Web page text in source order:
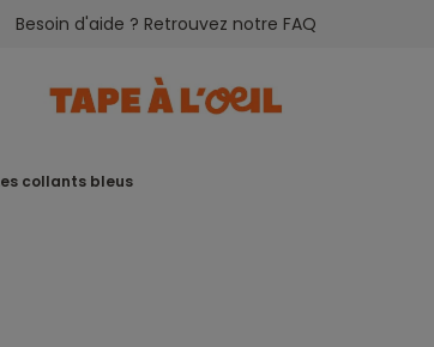
Besoin d'aide ? Retrouvez notre FAQ
les collants bleus